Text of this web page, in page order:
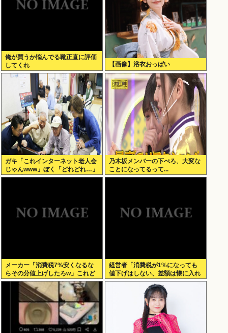
俺が買うか悩んでる靴正直に評価
してくれ
【画像】浴衣おっぱい
ガキ「これインターネット老人会
じゃんwww」ぼく「どれどれ…」
ガキ「ニコニコ！らきすた！ボカ
乃木坂メンバーの下ぺろ、大変な
ことになってるって...
メーカー「消費税7%安くなるな
らその分値上げしたろw」これど
うすんの？
経営者「消費税が1%になっても
値下げはしない、差額は懐に入れ
る」